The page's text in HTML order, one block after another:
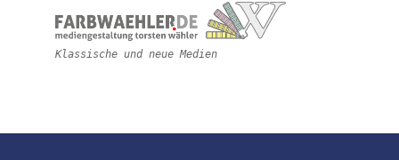
Klassische und neue Medien